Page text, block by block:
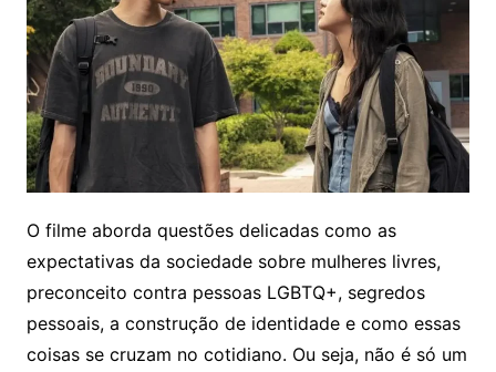
O filme aborda questões delicadas como as
expectativas da sociedade sobre mulheres livres,
preconceito contra pessoas LGBTQ+, segredos
pessoais, a construção de identidade e como essas
coisas se cruzam no cotidiano. Ou seja, não é só um